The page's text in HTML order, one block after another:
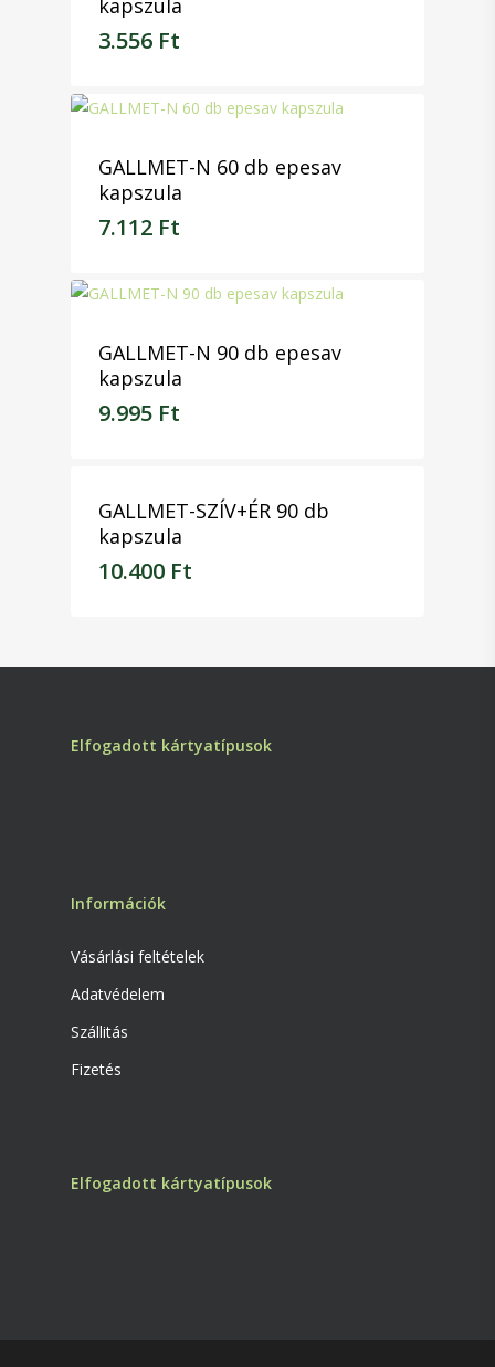
kapszula
3.556 Ft
GALLMET-N 60 db epesav
kapszula
7.112 Ft
GALLMET-N 90 db epesav
kapszula
9.995 Ft
GALLMET-SZÍV+ÉR 90 db
kapszula
10.400 Ft
Elfogadott kártyatípusok
Információk
Vásárlási feltételek
Adatvédelem
Szállitás
Fizetés
Elfogadott kártyatípusok